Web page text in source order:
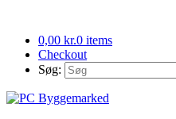
0,00 kr.0 items
Checkout
Søg: